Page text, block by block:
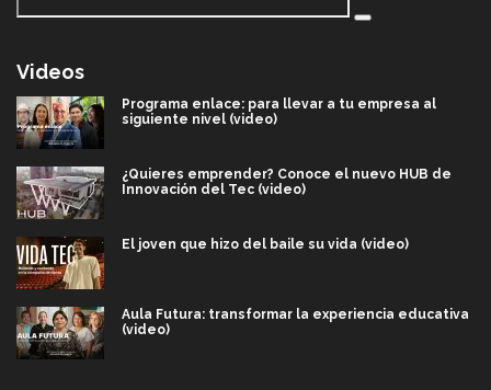
Videos
Programa enlace: para llevar a tu empresa al
siguiente nivel (video)
¿Quieres emprender? Conoce el nuevo HUB de
Innovación del Tec (video)
El joven que hizo del baile su vida (video)
Aula Futura: transformar la experiencia educativa
(video)